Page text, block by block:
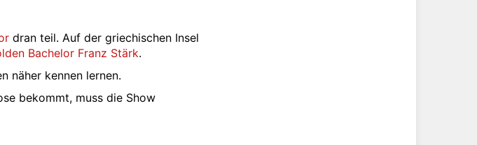
dran teil. Auf der griechischen Insel
Bachelor Franz Stärk.
näher kennen lernen.
bekommt, muss die Show